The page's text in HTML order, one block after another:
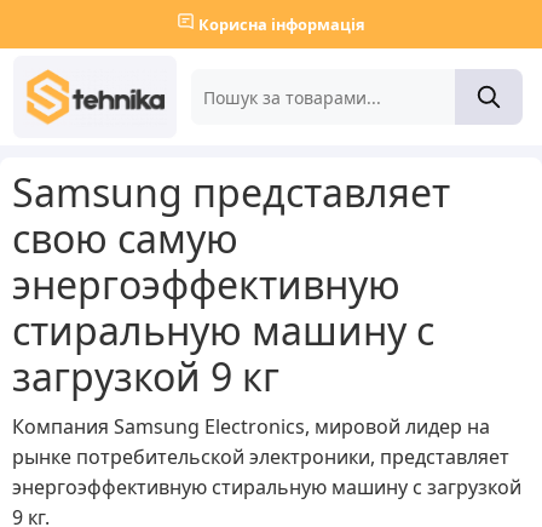
Корисна інформація
Samsung представляет
свою самую
энергоэффективную
стиральную машину с
загрузкой 9 кг
Компания Samsung Electronics, мировой лидер на
рынке потребительской электроники, представляет
энергоэффективную стиральную машину с загрузкой
9 кг.